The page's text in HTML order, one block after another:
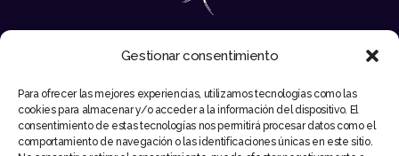
Gestionar consentimiento
Para ofrecer las mejores experiencias, utilizamos tecnologías como las
cookies para almacenar y/o acceder a la información del dispositivo. El
consentimiento de estas tecnologías nos permitirá procesar datos como el
comportamiento de navegación o las identificaciones únicas en este sitio.
EMAIL
INFO@MIKESYNTEC.COM